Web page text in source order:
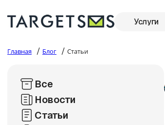
Услуги
Главная / Блог / Статьи
Все
Новости
Статьи